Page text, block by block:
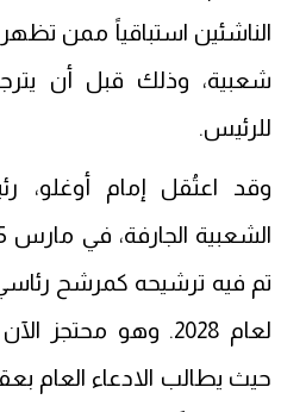
الناشئين استباقياً ممن
شعبية، وذلك قبل أن
للرئيس.
وقد اعتُقل إمام أوغلو،
تم فيه ترشيحه كمرشح
لعام 2028. وهو
حيث يطالب الادعاء العام